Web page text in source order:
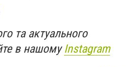
та актуального
в нашомуInstagram